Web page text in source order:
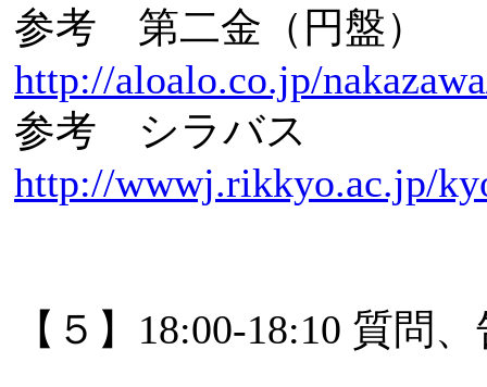
参考 第二金（円盤）
http://aloalo.co.jp/
参考 シラバス
http://wwwj.rikkyo.ac.jp/
【５】18:00-18:10 質問